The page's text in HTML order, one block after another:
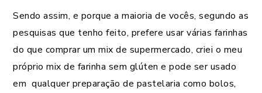
Sendo assim, e porque a maioria de vocês, segundo as
pesquisas que tenho feito, prefere usar várias farinhas
do que comprar um mix de supermercado, criei o meu
próprio mix de farinha sem glúten e pode ser usado
em qualquer preparação de pastelaria como bolos,